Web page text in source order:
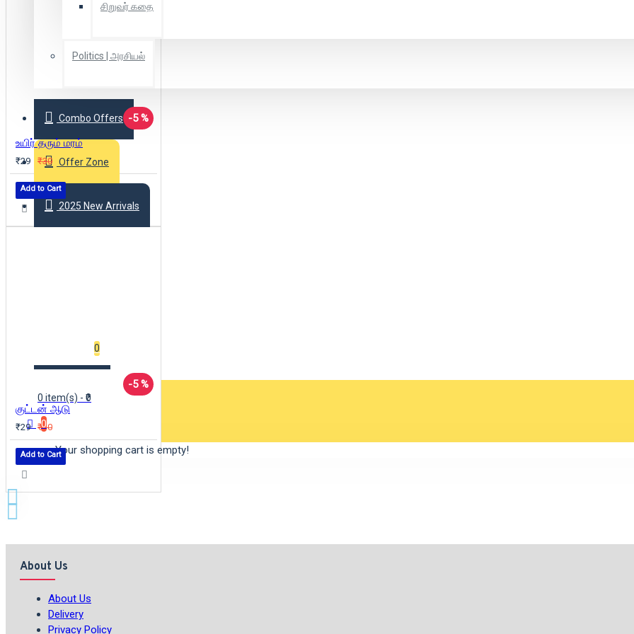
சிறுவர் கதை
Politics | அரசியல்
Combo Offers
Offer Zone
2025 New Arrivals
0
0 item(s) - ₹0
0
Your shopping cart is empty!
-5 %
உயிர் தரும் மரம்
₹29 ₹30
Add to Cart
-5 %
குட்டன் ஆடு
₹29 ₹30
Add to Cart
About Us
About Us
Delivery
Privacy Policy